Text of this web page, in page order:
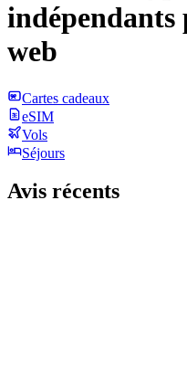
indépendants
web
Cartes cadeaux
eSIM
Vols
Séjours
Avis récents